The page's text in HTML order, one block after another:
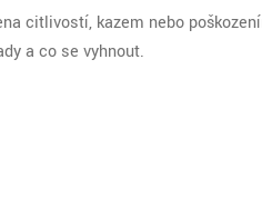
citlivostí, kazem nebo
a co se vyhnout.